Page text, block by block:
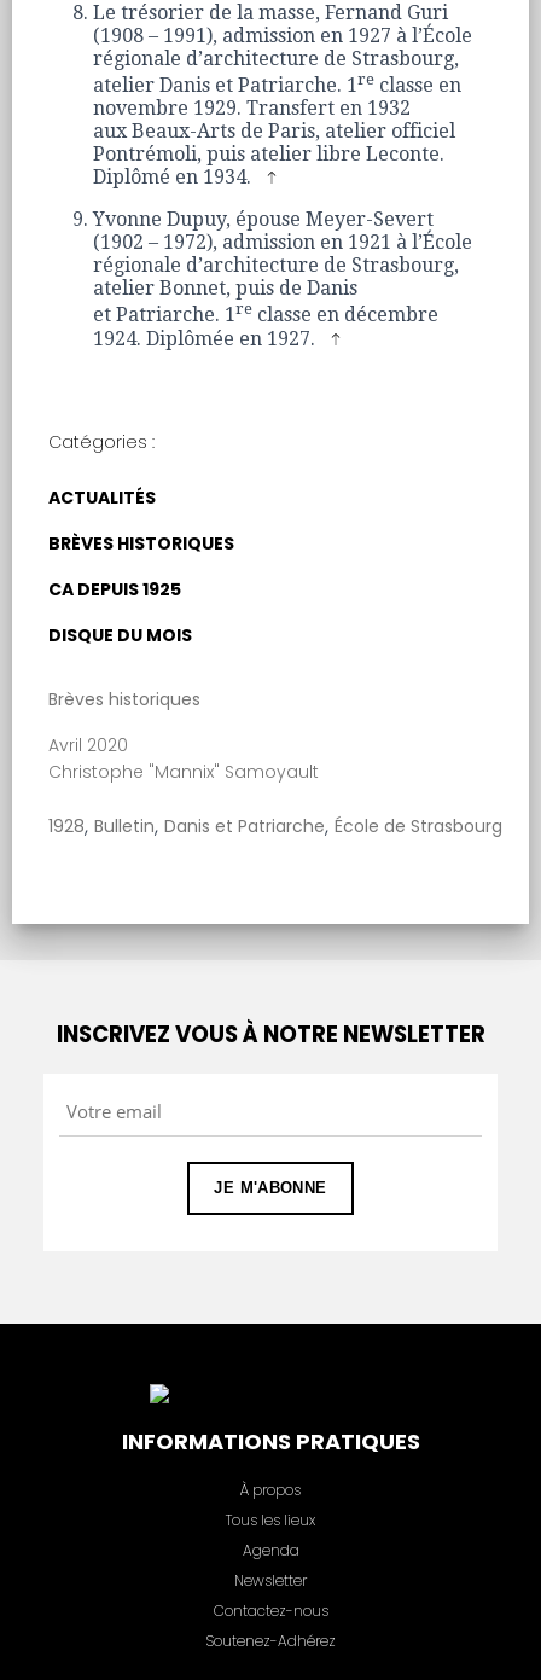
Le trésorier de la masse, Fernand Guri
(1908 – 1991), admission en 1927 à l’École
régionale d’architecture de Strasbourg,
atelier Danis et Patriarche. 1re classe en
novembre 1929. Transfert en 1932
aux Beaux-Arts de Paris, atelier officiel
Pontrémoli, puis atelier libre Leconte.
Diplômé en 1934.
Yvonne Dupuy, épouse Meyer-Severt
(1902 – 1972), admission en 1921 à l’École
régionale d’architecture de Strasbourg,
atelier Bonnet, puis de Danis
et Patriarche. 1re classe en décembre
1924. Diplômée en 1927.
Catégories :
ACTUALITÉS
BRÈVES HISTORIQUES
CA DEPUIS 1925
DISQUE DU MOIS
Brèves historiques
Avril 2020
Christophe "Mannix" Samoyault
1928, Bulletin, Danis et Patriarche, École de Strasbourg
INSCRIVEZ VOUS À NOTRE NEWSLETTER
INFORMATIONS PRATIQUES
À propos
Tous les lieux
Agenda
Newsletter
Contactez-nous
Soutenez-Adhérez